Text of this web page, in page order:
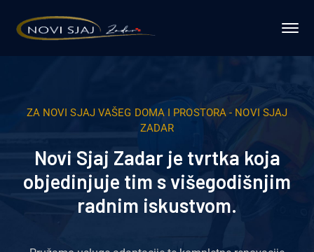
ZA NOVI SJAJ VAŠEG DOMA I PROSTORA - NOVI SJAJ
ZADAR
Novi Sjaj Zadar je tvrtka koja
objedinjuje tim s višegodišnjim
radnim iskustvom.